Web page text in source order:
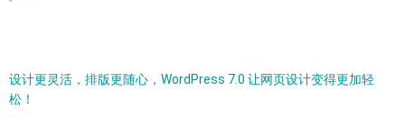
设计更灵活，排版更随心，WordPress 7.0 让网页设计变得更加轻
松！